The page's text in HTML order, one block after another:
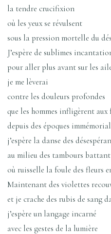
la tendre crucifixion
où les yeux se révulsent
sous la pression mortelle du
J’espère de sublimes
pour aller plus avant sur les
je me lèverai
contre les douleurs profondes
que les hommes infligèrent aux
depuis des époques
j’espère la danse des
au milieu des tambours battant
où ruisselle la foule des fleurs
Maintenant des violettes
et je crache des rubis de sang
j’espère un langage incarné
avec les gestes de la lumière